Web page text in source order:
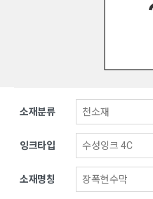
소재분류
잉크타입
소재명칭